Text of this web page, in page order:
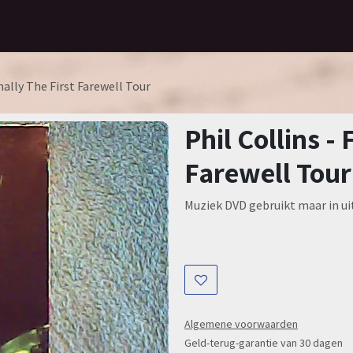
The First Farewell Tour
Phil Collins -
Farewell Tour
Muziek DVD gebruikt maar in
Algemene voorwaarden
Geld-terug-garantie van 30 dagen